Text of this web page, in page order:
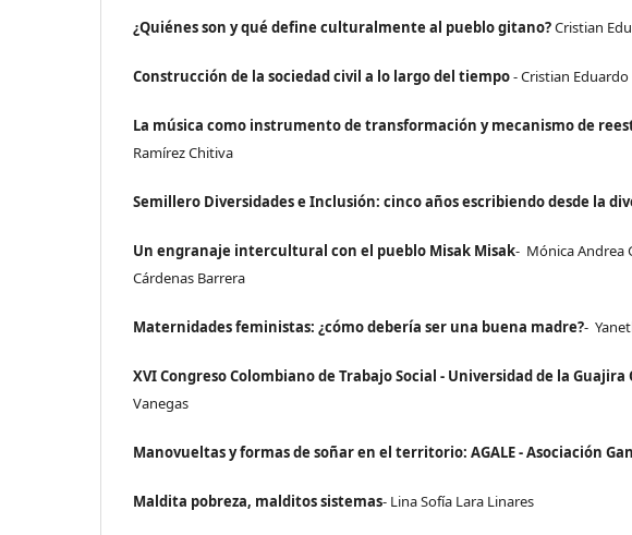
¿Quiénes son y qué define culturalmente al pueblo gitano?Cristian
Construcción de la sociedad civil a lo largo del tiempo- Cristian
La música como instrumento de transformación y mecanismo de
Ramírez Chitiva
Semillero Diversidades e Inclusión: cinco años escribiendo desde la
Un engranaje intercultural con el pueblo Misak Misak- Mónica Andrea
Cárdenas Barrera
Maternidades feministas: ¿cómo debería ser una buena madre?-
XVI Congreso Colombiano de Trabajo Social - Universidad de la Guajira
Vanegas
Manovueltas y formas de soñar en el territorio: AGALE - Asociación
Maldita pobreza, malditos sistemas- Lina Sofía Lara Linares